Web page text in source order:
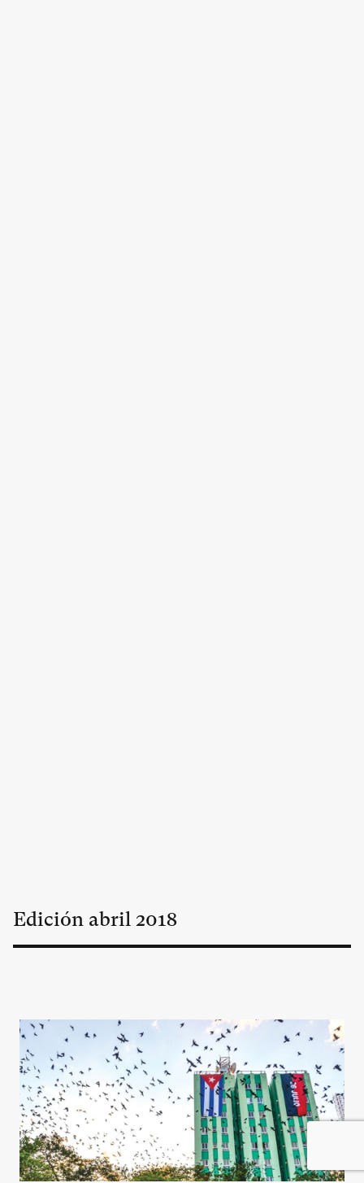
Edición abril 2018